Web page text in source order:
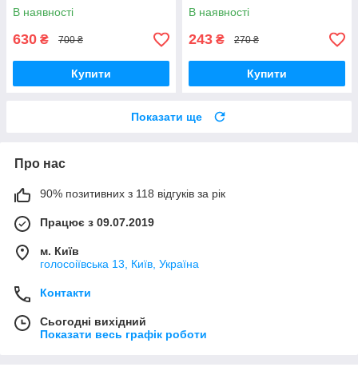
устілки | анти-втома,
стимуляція точок стопи
В наявності
630 ₴ 700 ₴
Купити
компактний ручний масажер
для релаксу
В наявності
243 ₴ 270 ₴
Купити
Показати ще
Про нас
90% позитивних з 118 відгуків за рік
Працює з 09.07.2019
м. Київ
голосоіївська 13, Київ, Україна
Контакти
Сьогодні вихідний
Показати весь графік роботи